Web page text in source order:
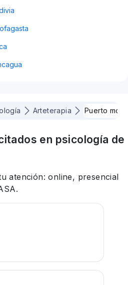
Arteterapia Puerto
en psicología de
atención: online, presencial